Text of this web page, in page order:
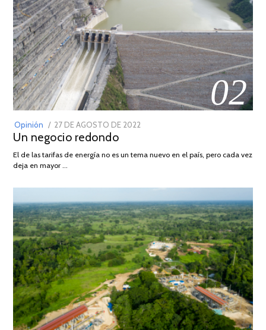
02
Opinión
POSTED
ON
27 DE AGOSTO DE 2022
DE
Un negocio redondo
El de las tarifas de energía no es un tema nuevo en el país, pero cada vez
deja en mayor …